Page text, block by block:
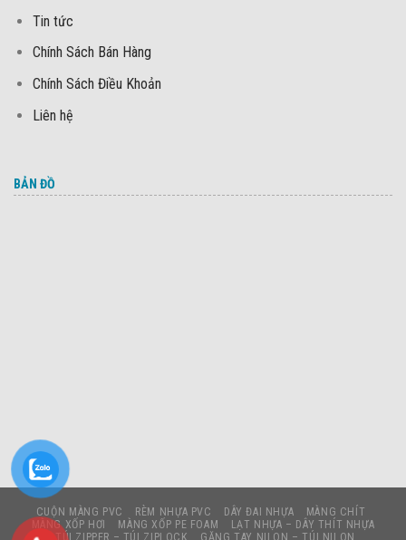
Tin tức
Chính Sách Bán Hàng
Chính Sách Điều Khoản
Liên hệ
BẢN ĐỒ
CUỘN MÀNG PVC RÈM NHỰA PVC DÂY ĐAI NHỰA
MÀNG CHÍT
MÀNG XỐP HƠI
MÀNG XỐP PE FOAM
LẠT NHỰA – DÂY THÍT NHỰA
TÚI ZIPPER – TÚI ZIPLOCK
GĂNG TAY NILON – TÚI NILON